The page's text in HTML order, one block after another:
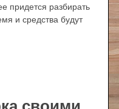
придется разбирать
и средства будут